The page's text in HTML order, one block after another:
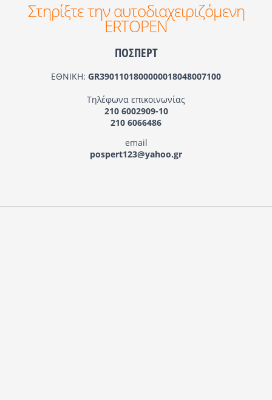
Στηρίξτε την αυτοδιαχειριζόμενη
ERTOPEN
ΠΟΣΠΕΡΤ
ΕΘΝΙΚΗ: GR3901101800000018048007100
Τηλέφωνα επικοινωνίας
210 6002909-10
210 6066486
email
pospert123@yahoo.gr